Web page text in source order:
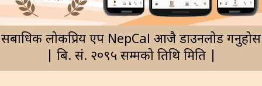
सर्बाधिक लोकप्रिय एप NepCal आजै डाउनलोड गर्नुहोस
| बि. सं. २०९५ सम्मको तिथि मिति |